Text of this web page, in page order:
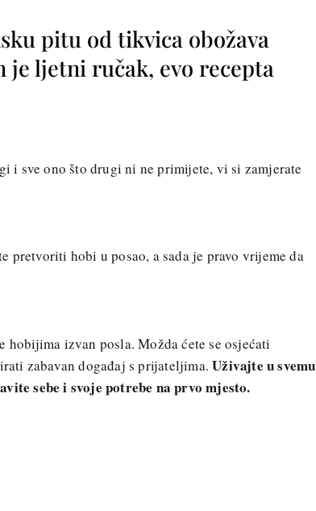
pitu od tikvica obožava
je ljetni ručak, evo recepta
i sve ono što drugi ni ne primijete, vi si zamjerate
pretvoriti hobi u posao, a sada je pravo vrijeme da
hobijima izvan posla. Možda ćete se osjećati
zabavan događaj s prijateljima.Uživajte u svemu
sebe i svoje potrebe na prvo mjesto.